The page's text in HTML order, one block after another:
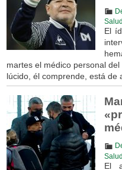
Salud
El
martes el médico personal
lúcido, él comprende, está de
Salud
El